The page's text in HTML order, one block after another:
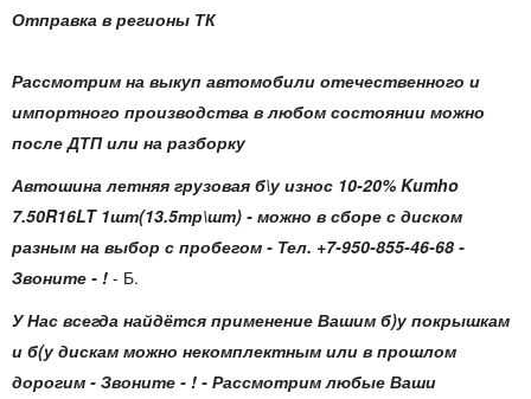
Отправка в регионы ТК
Рассмотрим на выкуп автомобили отечественного и
импортного производства в любом состоянии можно
после ДТП или на разборку
Автошина летняя грузовая б\у износ 10-20% Kumho
7.50R16LT 1шт(13.5тр\шт) - можно в сборе с диском
разным на выбор с пробегом - Тел. +7-950-855-46-68 -
Звоните - ! - Б.
У Нас всегда найдётся применение Вашим б)у покрышкам
и б(у дискам можно некомплектным или в прошлом
дорогим - Звоните - ! - Рассмотрим любые Ваши